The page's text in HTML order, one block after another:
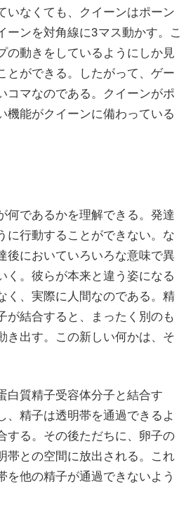
いなくても、クイーンはポーン
ーンを対角線に3マス動かす。こ
の動きをしているようにしか見
とができる。したがって、ゲー
コマなのである。クイーンがポ
機能がクイーンに備わっている
何であるかを理解できる。発達
に行動することができない。な
後においていろいろな意味で異
く。彼らが本来と違う姿になる
く、実際に人間なのである。精
が結合すると、まったく別のも
き出す。この新しい何かは、そ
白質精子受容体分子と結合す
、精子は透明帯を通過できるよ
する。その後ただちに、卵子の
帯との空間に放出される。これ
を他の精子が通過できないよう